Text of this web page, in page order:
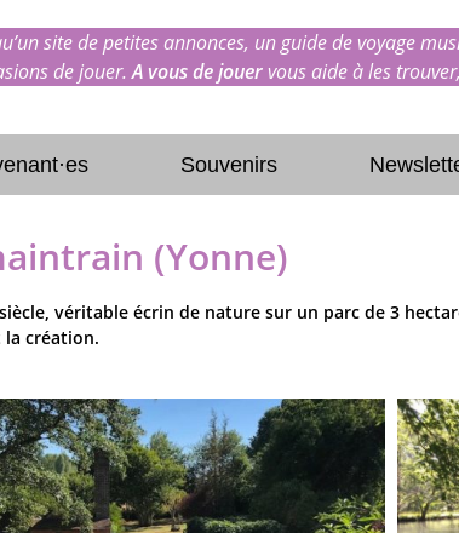
site de petites annonces, un guide de voyage
de jouer.A vous de jouervous aide à les
Souvenirs
(Yonne)
véritable écrin de nature sur un parc de 3
création.